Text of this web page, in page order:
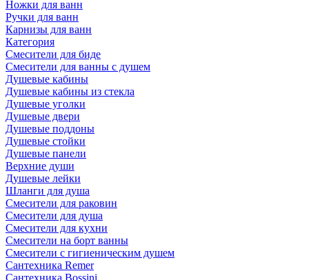
Ножки для ванн
Ручки для ванн
Карнизы для ванн
Категория
Смесители для биде
Смесители для ванны с душем
Душевые кабины
Душевые кабины из стекла
Душевые уголки
Душевые двери
Душевые поддоны
Душевые стойки
Душевые панели
Верхние души
Душевые лейки
Шланги для душа
Смесители для раковин
Смесители для душа
Смесители для кухни
Смесители на борт ванны
Смесители с гигиеническим душем
Сантехника Remer
Сантехника Bossini